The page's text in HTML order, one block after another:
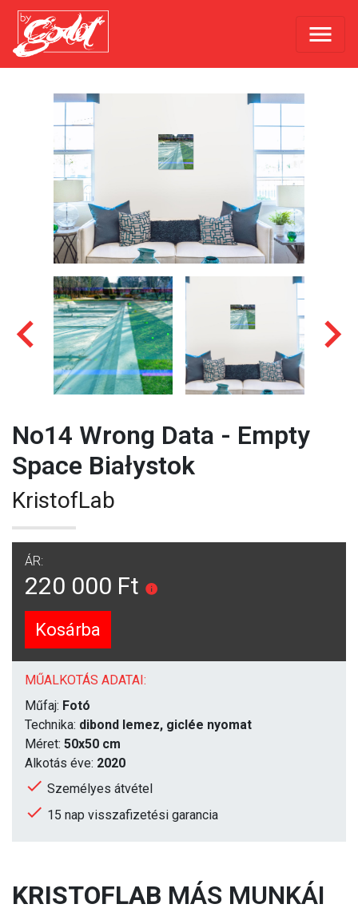
No14 Wrong Data - Empty
Space Białystok
KristofLab
ÁR:
220 000 Ft
Kosárba
MŰALKOTÁS ADATAI:
Műfaj: Fotó
Technika: dibond lemez, giclée nyomat
Méret: 50x50 cm
Alkotás éve: 2020
Személyes átvétel
15 nap visszafizetési garancia
KRISTOFLAB MÁS MUNKÁI